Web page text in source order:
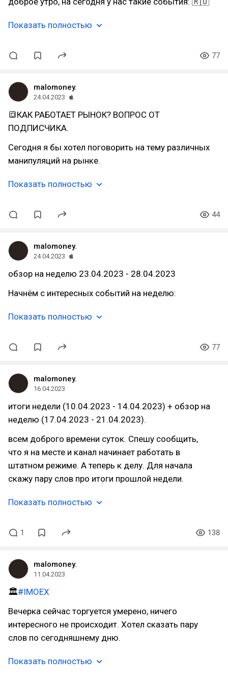
Показать полностью
77
malomoney.
24.04.2023
🔳КАК РАБОТАЕТ РЫНОК? ВОПРОС ОТ
ПОДПИСЧИКА.
Сегодня я бы хотел поговорить на тему различных
манипуляций на рынке.
Показать полностью
44
malomoney.
24.04.2023
обзор на неделю 23.04.2023 - 28.04.2023
Начнём с интересных событий на неделю:
Показать полностью
77
malomoney.
16.04.2023
итоги недели (10.04.2023 - 14.04.2023) + обзор на
неделю (17.04.2023 - 21.04.2023).
всем доброго времени суток. Спешу сообщить,
что я на месте и канал начинает работать в
штатном режиме. А теперь к делу. Для начала
скажу пару слов про итоги прошлой недели.
Показать полностью
1 138
malomoney.
11.04.2023
🏛#IMOEX
Вечерка сейчас торгуется умерено, ничего
интересного не происходит. Хотел сказать пару
слов по сегодняшнему дню.
Показать полностью